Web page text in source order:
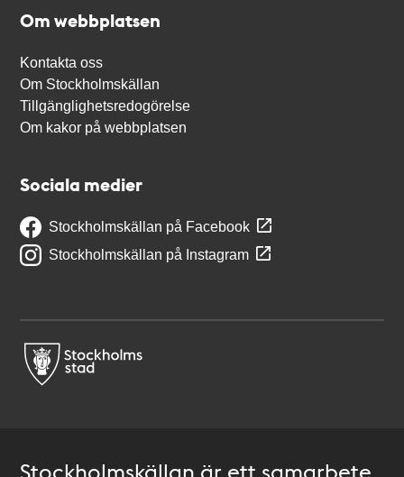
Om webbplatsen
Kontakta oss
Om Stockholmskällan
Tillgänglighetsredogörelse
Om kakor på webbplatsen
Sociala medier
Stockholmskällan på Facebook
Stockholmskällan på Instagram
Stockholmskällan är ett samarbete